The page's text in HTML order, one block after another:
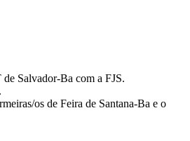
Salvador-Ba com a FJS.
os de Feira de Santana-Ba e o